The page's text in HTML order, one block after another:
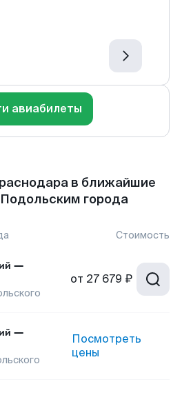
авиабилеты
в ближайшие
города
Стоимость
—
от 27 679 ₽
—
Посмотреть
цены